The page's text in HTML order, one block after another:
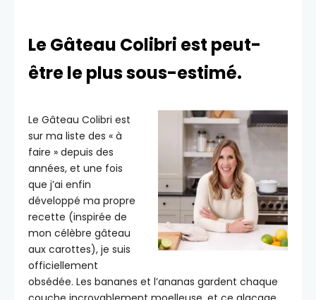
Le Gâteau Colibri est peut-
être le plus sous-estimé.
Le Gâteau Colibri est
sur ma liste des « à
faire » depuis des
années, et une fois
que j’ai enfin
développé ma propre
recette (inspirée de
mon célèbre gâteau
aux carottes), je suis
officiellement
obsédée. Les bananes et l’ananas gardent chaque